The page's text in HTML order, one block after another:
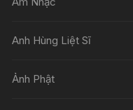
Anh Hùng Liệt Sĩ
Ảnh Phật